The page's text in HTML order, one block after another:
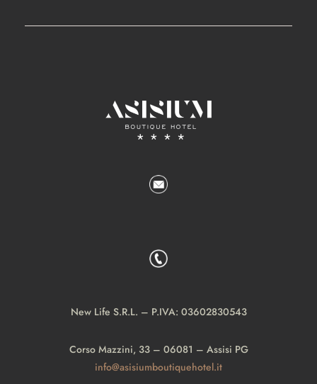
New Life S.R.L. – P.IVA: 03602830543
Corso Mazzini, 33 – 06081 – Assisi PG
info@asisiumboutiquehotel.it